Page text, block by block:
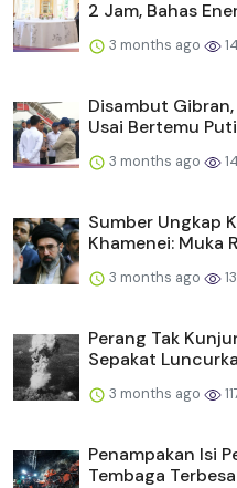
2 Jam, Bahas
3 months ago
Disambut
Usai Bertemu
3 months ago
Sumber Ungkap
Khamenei: Muka
3 months ago
Perang Tak
Sepakat
3 months ago
Penampakan Isi
Tembaga